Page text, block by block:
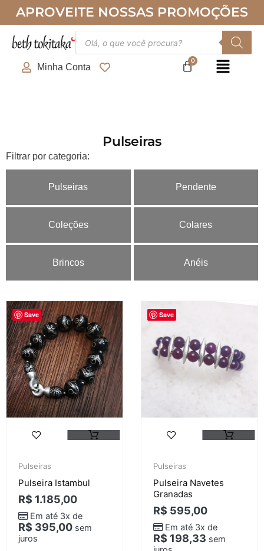
conteúdo
APROVEITE NOSSAS PROMOÇÕES
produtos
Minha Conta
Pulseiras
Filtrar por categoria:
Pulseiras Pendente
Coleções Colares
Brincos Anéis
Save
Pulseiras
Pulseira Istambul
R$ 1.185,00
Em até 3x de
R$ 395,00 sem
juros
Save
Pulseiras
Pulseira Navetes
Granadas
R$ 595,00
Em até 3x de
R$ 198,33 sem